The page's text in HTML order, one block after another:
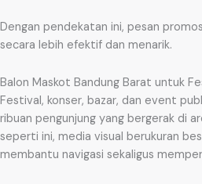
Dengan pendekatan ini, pesan
secara lebih efektif dan menarik.
Balon Maskot Bandung Barat untuk
Festival, konser, bazar, dan event
ribuan pengunjung yang bergerak di
seperti ini, media visual berukuran
membantu navigasi sekaligus